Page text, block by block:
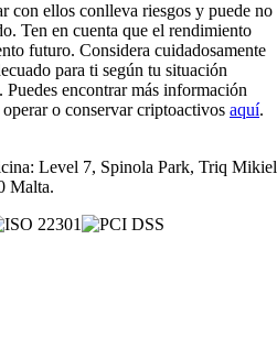
con ellos conlleva riesgos y puede no
Ten en cuenta que el rendimiento
futuro. Considera cuidadosamente
para ti según tu situación
encontrar más información
o conservar criptoactivos aquí.
Level 7, Spinola Park, Triq Mikiel
Malta.